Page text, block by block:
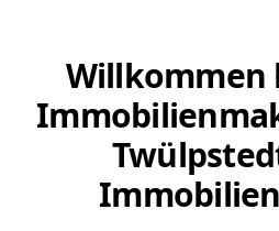
Willkommen